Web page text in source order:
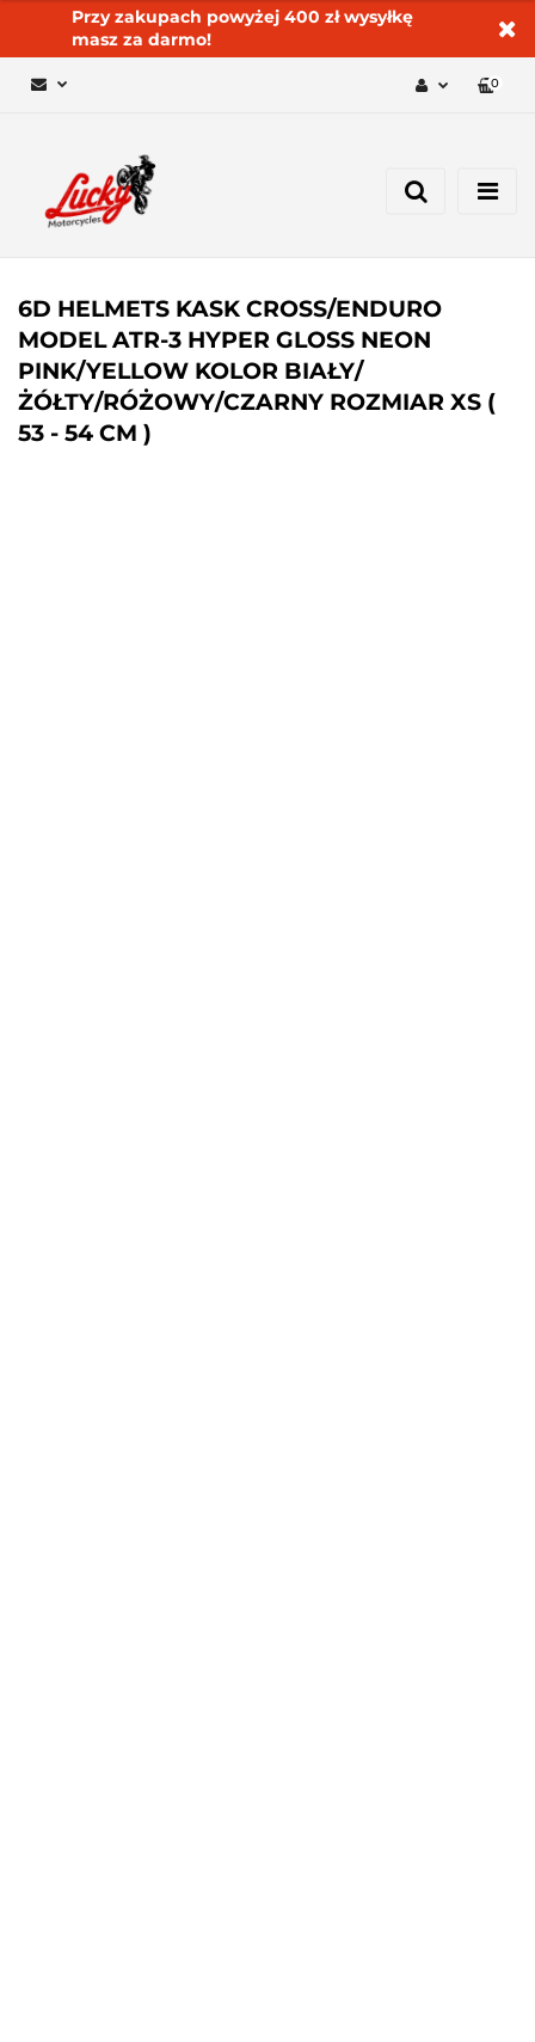
Przy zakupach powyżej 400 zł wysyłkę
masz za darmo!
Dodaj zgłoszenie
0
6D HELMETS KASK CROSS/ENDURO
MODEL ATR-3 HYPER GLOSS NEON
PINK/YELLOW KOLOR BIAŁY/
ŻÓŁTY/RÓŻOWY/CZARNY ROZMIAR XS (
53 - 54 CM )